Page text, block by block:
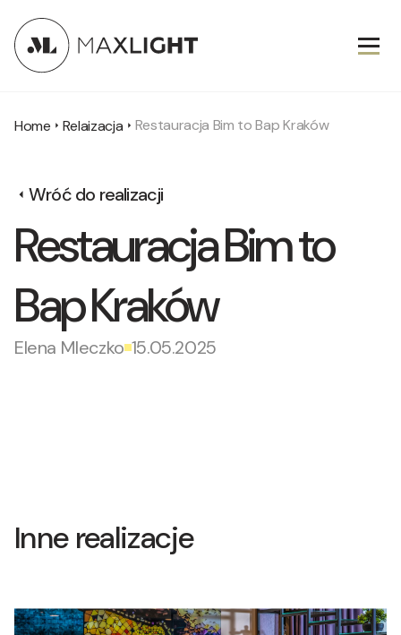
Home Relaizacja Restauracja Bim to Bap Kraków
Wróć do realizacji
Restauracja Bim to
Bap Kraków
Elena Mleczko 15.05.2025
Inne realizacje